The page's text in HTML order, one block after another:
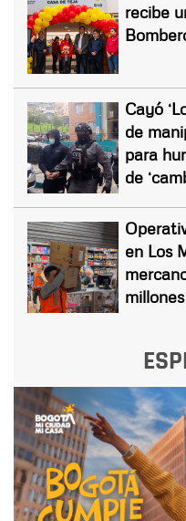
recibe
Cayó
de
para
de
en Los
millones